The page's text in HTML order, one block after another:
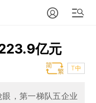
亿元
T中
，第一梯队五企业